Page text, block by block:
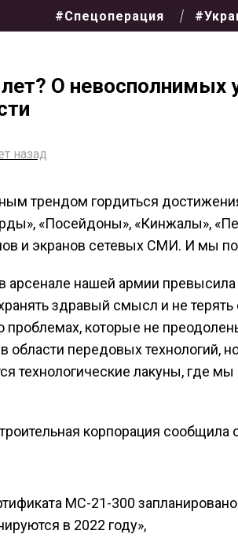
#Спецоперация
О невосполнимых
назад
трендом гордиться
«Посейдоны», «Кинжалы»,
и экранов сетевых СМИ. И мы
арсенале нашей армии
здравый смысл и не
проблемах, которые не
области передовых технологий,
технологические лакуны, где мы
корпорация
МС-21-300
в 2022 году»,